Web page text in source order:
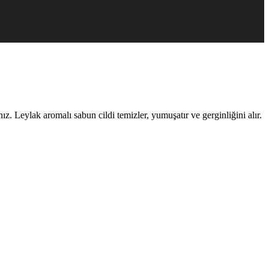
Leylak aromalı sabun cildi temizler, yumuşatır ve gerginliğini alır.